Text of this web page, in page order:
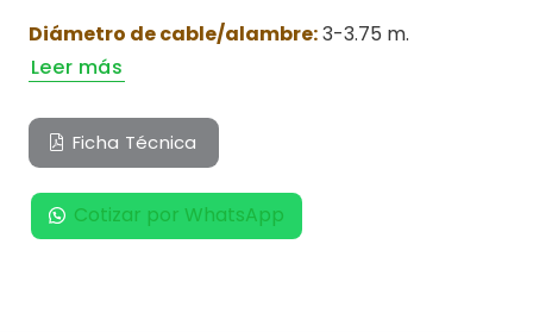
Diámetro de cable/alambre:3-3.75 m.
Leer más
Ficha Técnica
Cotizar por WhatsApp